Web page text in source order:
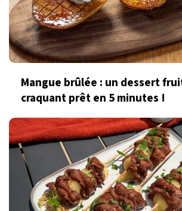
Mangue brûlée : un dessert
craquant prêt en 5 minutes !